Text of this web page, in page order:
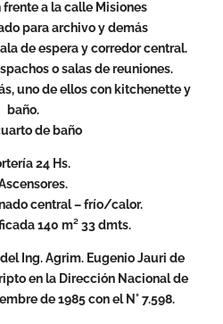
a la calle Misiones
para archivo y demás
de espera y corredor central.
o salas de reuniones.
uno de ellos con kitchenette y
baño.
de baño
24 Hs.
central – frío/calor.
140 m² 33 dmts.
Ing. Agrim. Eugenio Jauri de
en la Dirección Nacional de
de 1985 con el N° 7.598.